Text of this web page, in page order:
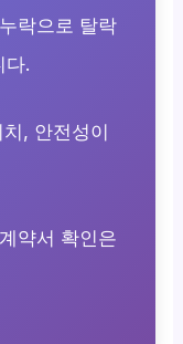
락으로 탈락
다.
, 안전성이
약서 확인은